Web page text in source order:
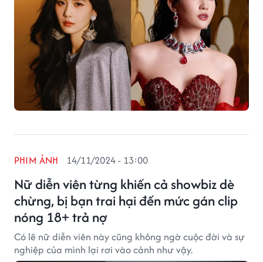
Nữ diễn viên từng khiến cả showbiz dè
chừng, bị bạn trai hại đến mức gán clip
nóng 18+ trả nợ
PHIM ẢNH 14/11/2024 - 13:00
Có lẽ nữ diễn viên này cũng không ngờ cuộc đời và sự
nghiệp của mình lại rơi vào cảnh như vậy.